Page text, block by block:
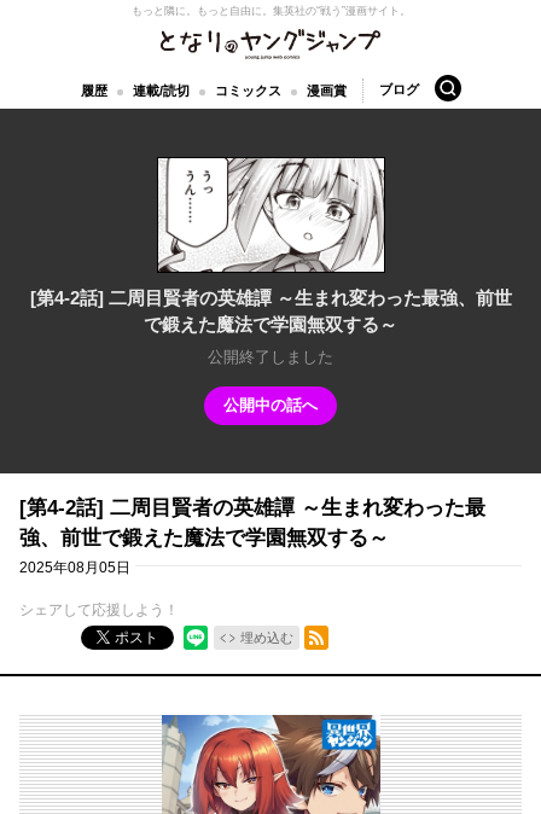
となりのヤングジャンプ
もっと隣に。もっと自由に。 集英社の“戦う”漫画サイト。
履歴 連載/読切 コミックス 漫画賞 ブログ 検索
[第4-2話] 二周目賢者の英雄譚 ～生まれ変わった最強、前世
で鍛えた魔法で学園無双する～
公開終了しました
公開中の話へ
[第4-2話] 二周目賢者の英雄譚 ～生まれ変わった最
強、前世で鍛えた魔法で学園無双する～
2025年08月05日
シェアして応援しよう！
ポスト
埋め込む
RSSフィード